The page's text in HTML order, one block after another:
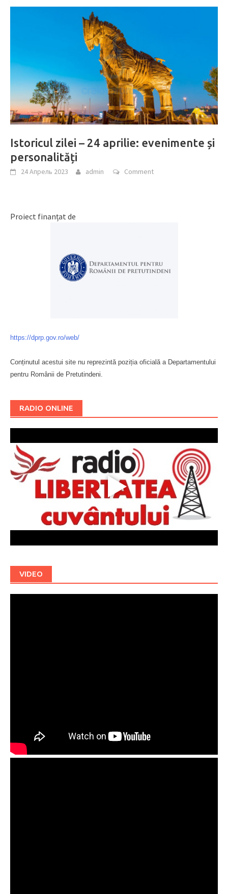
Istoricul zilei – 24 aprilie: evenimente și
personalități
24 Апрель 2023 admin Comment
Proiect finanțat de
https://dprp.gov.ro/web/
Conținutul acestui site nu reprezintă poziția oficială a Departamentului
pentru Românii de Pretutindeni.
RADIO ONLINE
VIDEO